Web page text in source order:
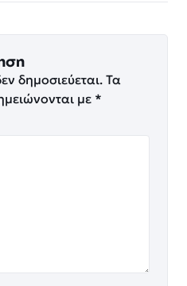
δημοσιεύεται. Τα
με *